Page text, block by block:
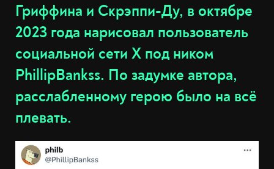
Гриффина и Скрэппи-Ду, в октябре
2023 года нарисовал пользователь
социальной сети X под ником
PhillipBankss. По задумке автора,
расслабленному герою было на всё
плевать.